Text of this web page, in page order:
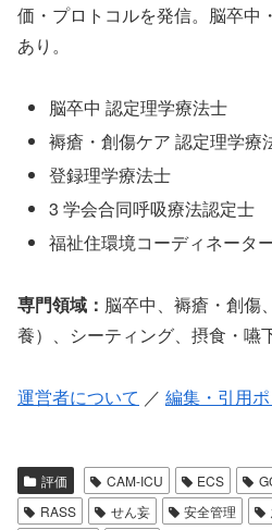
価・プロトコルを発信。脳卒中
あり。
脳卒中 認定理学療法士
褥瘡・創傷ケア 認定理学療
登録理学療法士
3 学会合同呼吸療法認定士
福祉住環境コーディネータ
専門領域： 脳卒中、褥瘡・創傷
養）、シーティング、摂食・嚥
運営者について ／ 編集・引用
評価 CAM-ICU ECS
RASS
せん妄 安全管理